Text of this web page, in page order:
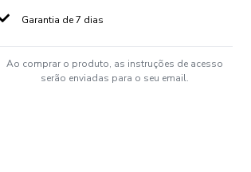
Garantia de 7 dias
Ao comprar o produto, as instruções de acesso
serão enviadas para o seu email.